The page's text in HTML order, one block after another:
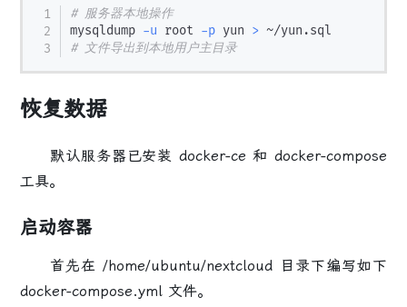
# 服务器本地操作
mysqldump -u root -p yun >
# 文件导出到本地用户主目录
恢复数据
默认服务器已安装 docker-ce 和 docker-compose
工具。
启动容器
首先在 /home/ubuntu/nextcloud 目录下编写如下
docker-compose.yml 文件。